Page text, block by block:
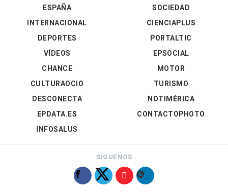
ESPAÑA
INTERNACIONAL
DEPORTES
VÍDEOS
SOCIEDAD
CIENCIAPLUS
PORTALTIC
EPSOCIAL
CHANCE
CULTURAOCIO
DESCONECTA
EPDATA.ES
INFOSALUS
MOTOR
TURISMO
NOTIMÉRICA
CONTACTOPHOTO
SÍGUENOS